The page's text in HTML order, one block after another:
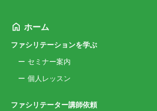
ホーム
ファシリテーションを学ぶ
セミナー案内
個人レッスン
ファシリテーター講師依頼